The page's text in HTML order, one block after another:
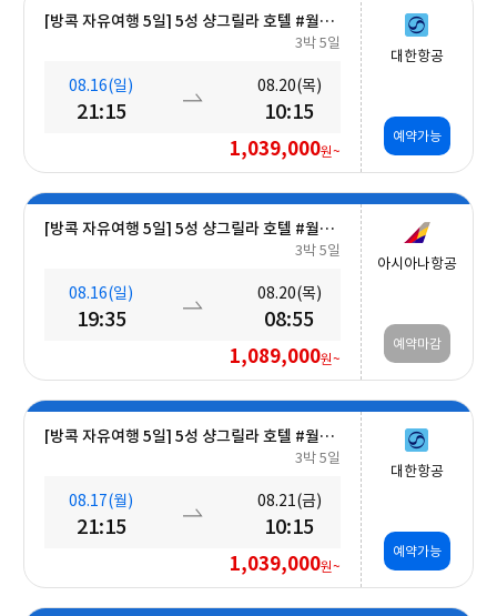
[방콕 자유여행 5일] 5성 샹그릴라 호텔 #월드체인 #차오프라야강변 #조식포함 #호캉스 #도심접근성
3박 5일
08.16(일)
21:15
08.20(목)
10:15
1,039,000원~
대한항공
예약가능
[방콕 자유여행 5일] 5성 샹그릴라 호텔 #월드체인 #차오프라야강변 #조식포함 #호캉스 #도심접근성
3박 5일
08.16(일)
19:35
08.20(목)
08:55
1,089,000원~
아시아나항공
예약마감
[방콕 자유여행 5일] 5성 샹그릴라 호텔 #월드체인 #차오프라야강변 #조식포함 #호캉스 #도심접근성
3박 5일
08.17(월)
21:15
08.21(금)
10:15
1,039,000원~
대한항공
예약가능